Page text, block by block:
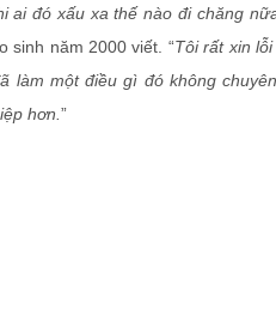
ai đó xấu xa thế nào đi chăng
sinh năm 2000 viết. “Tôi rất xin
làm một điều gì đó không
hơn. ”